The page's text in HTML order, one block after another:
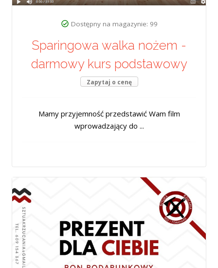
Dostępny na magazynie: 99
Sparingowa walka nożem -
darmowy kurs podstawowy
Zapytaj o cenę
Mamy przyjemność przedstawić Wam film
wprowadzający do ...